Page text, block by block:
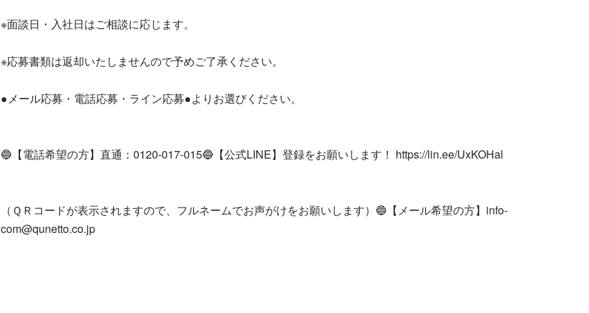
※面談日・入社日はご相談に応じます。
※応募書類は返却いたしませんので予めご了承ください。
●メール応募・電話応募・ライン応募●よりお選びください。
🔵【電話希望の方】直通：0120-017-015🔵【公式LINE】登録をお願いします！ https://lin.ee/UxKOHal
（ＱＲコードが表示されますので、フルネームでお声がけをお願いします）🔵【メール希望の方】 info-
com@qunetto.co.jp